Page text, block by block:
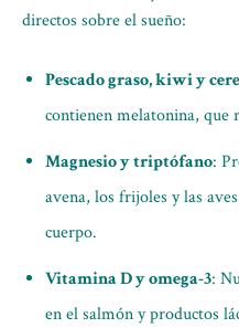
directos sobre el sueño:
Pescado graso, kiwi y
contienen melatonina, que
Magnesio y triptófano:
avena, los frijoles y las
cuerpo.
Vitamina D y omega-3:
en el salmón y productos